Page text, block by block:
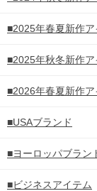
■2025年春夏新作ア
■2025年秋冬新作ア
■2026年春夏新作ア
■USAブランド
■ヨーロッパブラン
■ビジネスアイテム